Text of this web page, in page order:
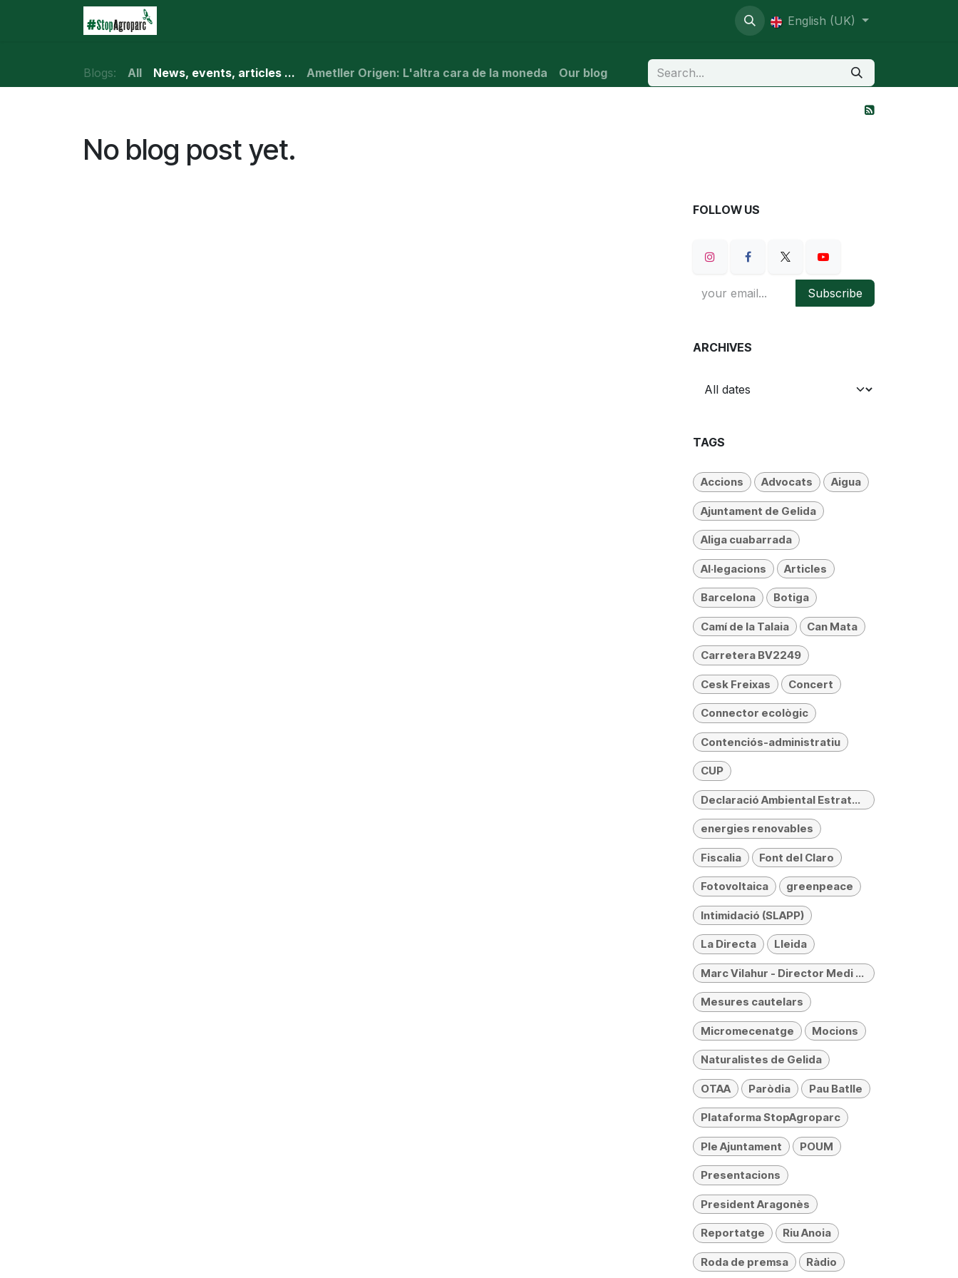
English (UK)
Blogs: All News, events, articles ... Ametller Origen: L'altra cara de la moneda Our blog
No blog post yet.
FOLLOW US
Subscribe
ARCHIVES
TAGS
Accions Advocats Aigua
Ajuntament de Gelida
Aliga cuabarrada
Al·legacions Articles
Barcelona Botiga
Camí de la Talaia Can Mata
Carretera BV2249
Cesk Freixas Concert
Connector ecològic
Contenciós-administratiu
CUP
Declaració Ambiental Estratègica (DAE)
energies renovables
Fiscalia Font del Claro
Fotovoltaica greenpeace
Intimidació (SLAPP)
La Directa Lleida
Marc Vilahur - Director Medi Ambient
Mesures cautelars
Micromecenatge Mocions
Naturalistes de Gelida
OTAA Paròdia Pau Batlle
Plataforma StopAgroparc
Ple Ajuntament POUM
Presentacions
President Aragonès
Reportatge Riu Anoia
Roda de premsa Ràdio